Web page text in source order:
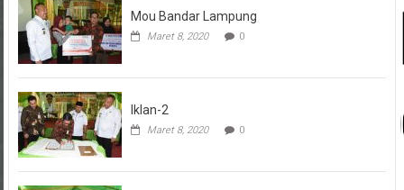
Mou Bandar Lampung
Maret 8, 2020 0
Iklan-2
Maret 8, 2020 0